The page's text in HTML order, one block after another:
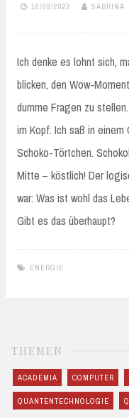
16/09/2022 SABRINA
Ich denke es lohnt sich,
blicken, den Wow-
dumme Fragen zu
im Kopf. Ich saß in
Schoko-Törtchen.
Mitte – köstlich! Der
war: Was ist wohl das
Gibt es das überhaupt?
ENERGIE
THEMEN
ACADEMIA COMPUTER
QUANTENTECHNOLOGIE